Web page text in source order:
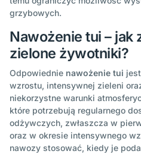
grzybowych.
Nawożenie tui –
zielone żywotniki?
Odpowiednie nawożenie tui
wzrostu, intensywnej zieleni
niekorzystne warunki
które potrzebują regularnego
odżywczych, zwłaszcza w
oraz w okresie intensywnego
nawozy stosować, kiedy je